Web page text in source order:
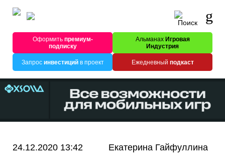
Оформитьпремиум-
подписку
Альманах Игровая
Индустрия
Запрос инвестицийв проект Ежедневный подкаст
24.12.2020 13:42 Екатерина Гайфуллина